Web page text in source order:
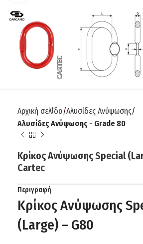
Αρχική σελίδα Αλυσίδες Ανύψωσης
Αλυσίδες Ανύψωσης - Grade 80
Κρίκος Ανύψωσης Special
Cartec
Περιγραφή
Κρίκος Ανύψωσης
(Large) – G80